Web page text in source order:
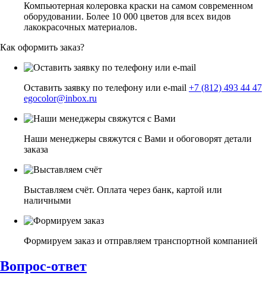
Компьютерная колеровка краски на самом современном
оборудовании. Более 10 000 цветов для всех видов
лакокрасочных материалов.
Как оформить заказ?
Оставить заявку по телефону или e-mail +7 (812) 493 44 47
egocolor@inbox.ru
Наши менеджеры свяжутся с Вами и обоговорят детали
заказа
Выставляем счёт. Оплата через банк, картой или
наличными
Формируем заказ и отправляем транспортной компанией
Вопрос-ответ